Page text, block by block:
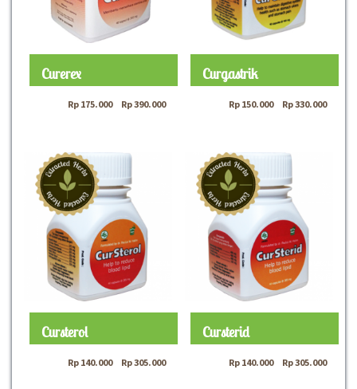
Curerex
Rp 175.000– Rp390.000
Curgastrik
Rp 150.000– Rp330.000
Cursterol
Rp 140.000– Rp305.000
Cursterid
Rp 140.000– Rp305.000